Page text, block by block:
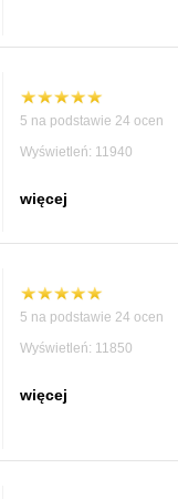
5 na podstawie 24 ocen
Wyświetleń: 11940
więcej
5 na podstawie 24 ocen
Wyświetleń: 11850
więcej